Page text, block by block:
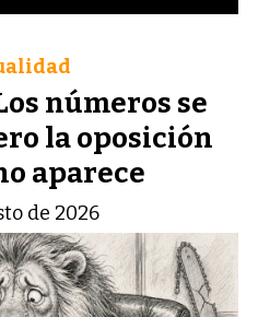
números se
la oposición
aparece
de 2026